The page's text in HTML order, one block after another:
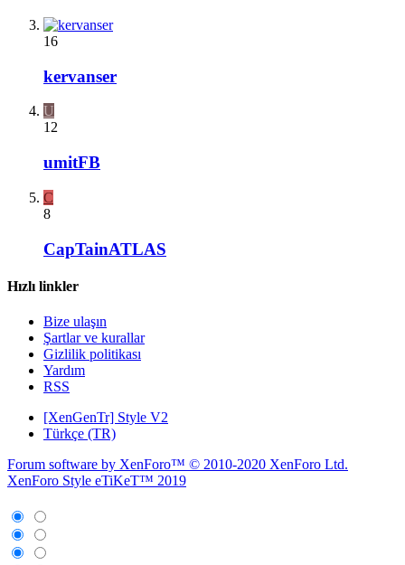
16
kervanser
U
12
umitFB
C
8
CapTainATLAS
Hızlı linkler
Bize ulaşın
Şartlar ve kurallar
Gizlilik politikası
Yardım
RSS
[XenGenTr] Style V2
Türkçe (TR)
Forum software by XenForo™ © 2010-2020 XenForo Ltd.
XenForo Style eTiKeT™ 2019